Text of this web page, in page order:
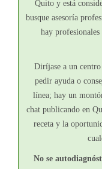
Quito y está
busque asesoría
hay profesionales
Diríjase a un
pedir ayuda o
línea; hay un
chat publicando en
receta y la
No se